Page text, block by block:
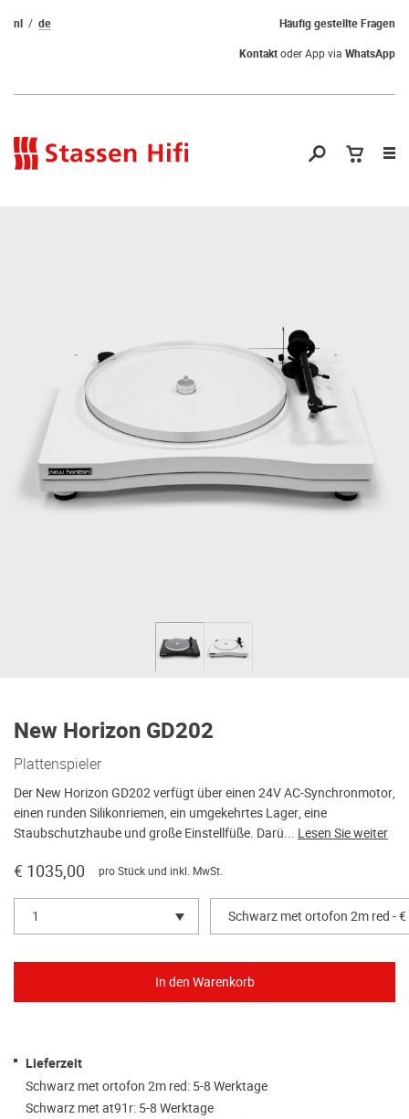
Häufig gestellte Fragen
nl
de
Kontaktoder App via WhatsApp
New Horizon GD202
Plattenspieler
Der New Horizon GD202 verfügt über einen 24V AC-Synchronmotor,
einen runden Silikonriemen, ein umgekehrtes Lager, eine
Staubschutzhaube und große Einstellfüße. Darü... Lesen Sie weiter
€ 1035,00 pro Stück und inkl. MwSt.
1 Schwarz met ortofon 2m red -
Lieferzeit
Schwarz met ortofon 2m red: 5-8 Werktage
Schwarz met at91r: 5-8 Werktage